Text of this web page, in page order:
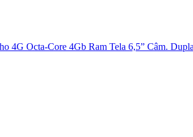
4G Octa-Core 4Gb Ram Tela 6,5” Câm.